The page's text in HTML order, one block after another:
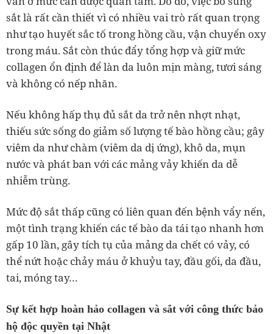
sắt là rất cần thiết vì có nhiều vai trò rất quan trọng
như tạo huyết sắc tố trong hồng cầu, vận chuyển oxy
trong máu. Sắt còn thúc đẩy tổng hợp và giữ mức
collagen ổn định để làn da luôn mịn màng, tươi sáng
và không có nếp nhăn.
Nếu không hấp thụ đủ sắt da trở nên nhợt nhạt,
thiếu sức sống do giảm số lượng tế bào hồng cầu; gây
viêm da như chàm (viêm da dị ứng), khô da, mụn
nước và phát ban với các mảng vảy khiến da dễ
nhiễm trùng.
Mức độ sắt thấp cũng có liên quan đến bệnh vẩy nến,
một tình trạng khiến các tế bào da tái tạo nhanh hơn
gấp 10 lần, gây tích tụ của mảng da chết có vảy, có
thể nứt hoặc chảy máu ở khuỷu tay, đầu gối, da đầu,
tai, móng tay…
Sự kết hợp hoàn hảo collagen và sắt với công thức bảo
hộ độc quyền tại Nhật